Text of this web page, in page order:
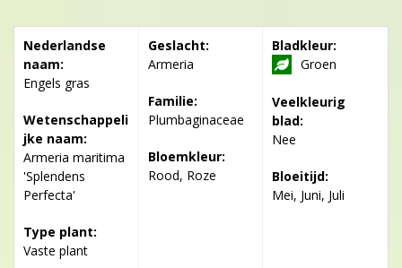
Nederlandse
naam:
Engels gras
Wetenschappeli
jke naam:
Armeria maritima
'Splendens
Perfecta'
Type plant:
Vaste plant
Geslacht:
Armeria
Familie:
Plumbaginaceae
Bloemkleur:
Rood, Roze
Bladkleur:
Groen
Veelkleurig
blad:
Nee
Bloeitijd:
Mei, Juni, Juli